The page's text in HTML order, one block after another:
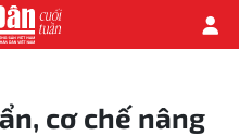
cơ chế nâng